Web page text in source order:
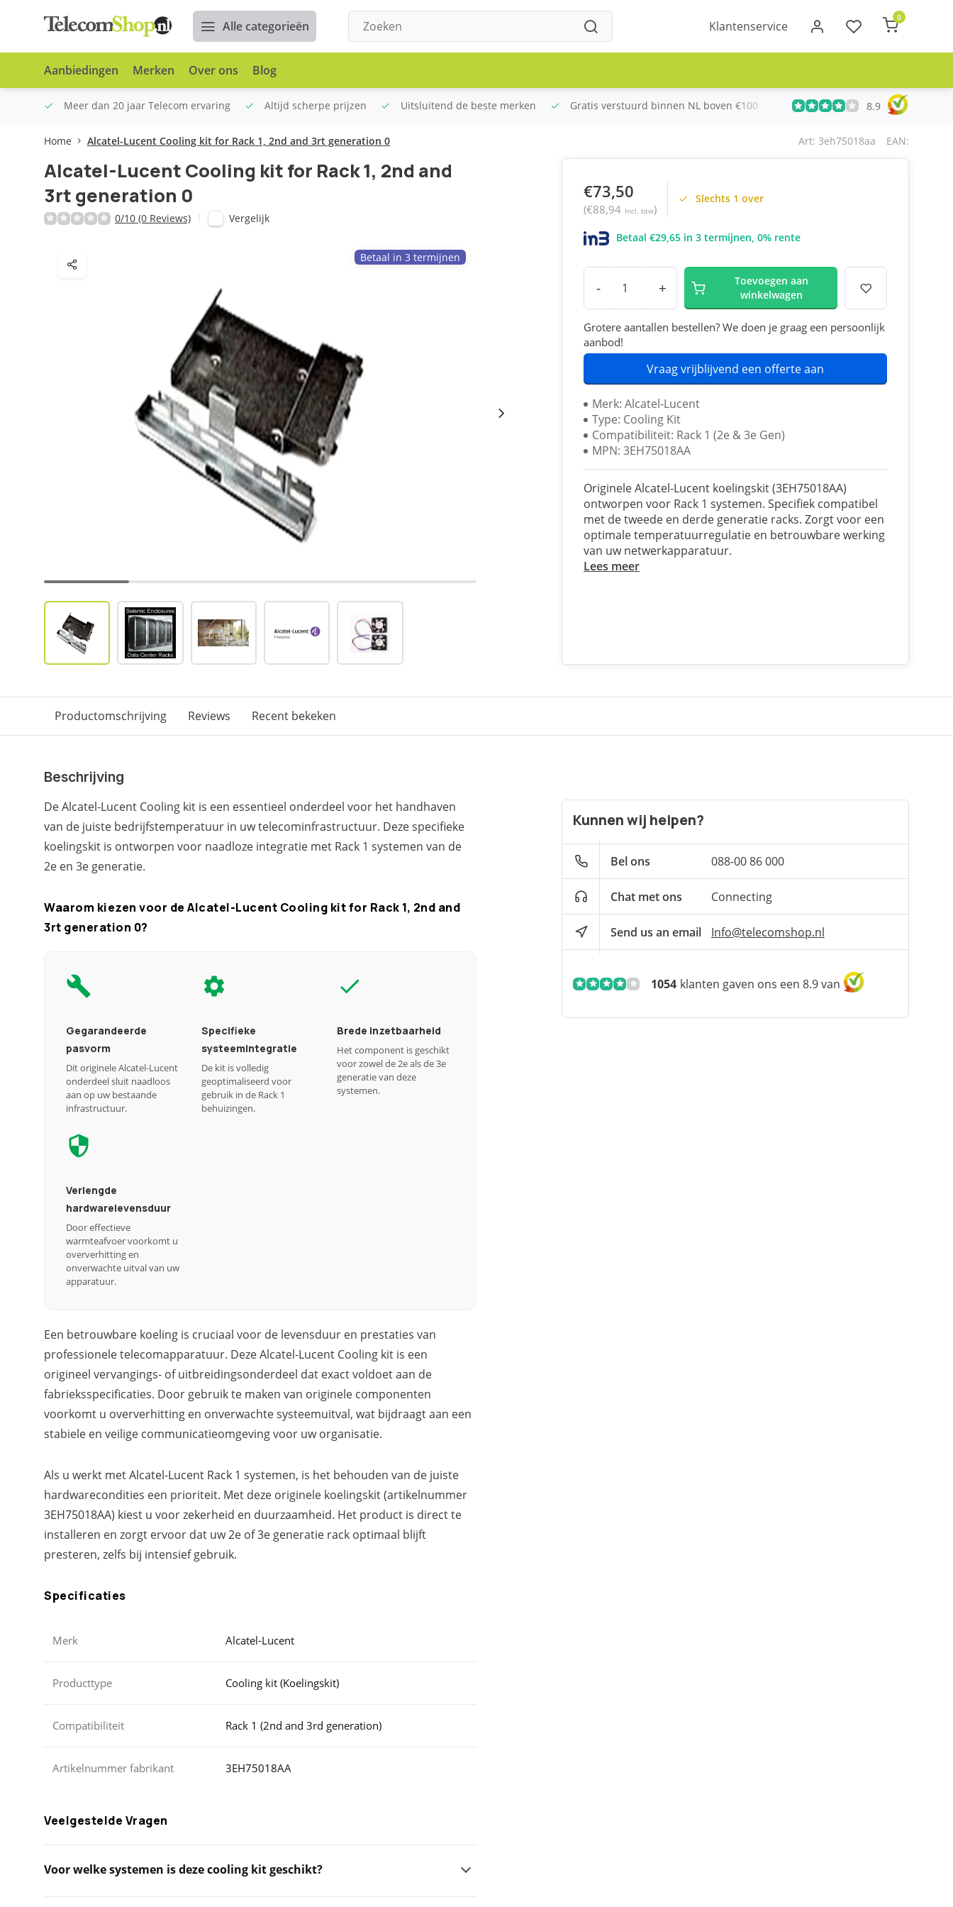
Alle categorieën Klantenservice
0
Aanbiedingen Merken Over ons Blog
Meer dan 20 jaar Telecom ervaring Altijd scherpe prijzen Uitsluitend de beste merken Gratis verstuurd binnen NL boven €100 Meer dan 20 jaar Telecom
8.9
Home Alcatel-Lucent Cooling kit for Rack 1, 2nd and 3rt generation 0 Art: 3eh75018aa EAN:
Alcatel-Lucent Cooling kit for Rack 1, 2nd and
3rt generation 0
0/10 (0 Reviews) Vergelijk
Betaal in 3 termijnen
€73,50
(€88,94 Incl. btw)
Slechts 1 over
Betaal €29,65 in 3 termijnen, 0% rente
- +
Toevoegen aan
winkelwagen
Grotere aantallen bestellen? We doen je graag een persoonlijk
aanbod!
Vraag vrijblijvend een offerte aan
Merk: Alcatel-Lucent
Type: Cooling Kit
Compatibiliteit: Rack 1 (2e & 3e Gen)
MPN: 3EH75018AA
Originele Alcatel-Lucent koelingskit (3EH75018AA)
ontworpen voor Rack 1 systemen. Specifiek compatibel
met de tweede en derde generatie racks. Zorgt voor een
optimale temperatuurregulatie en betrouwbare werking
van uw netwerkapparatuur.
Lees meer
Productomschrijving Reviews Recent bekeken
Beschrijving
De Alcatel-Lucent Cooling kit is een essentieel onderdeel voor het handhaven
van de juiste bedrijfstemperatuur in uw telecominfrastructuur. Deze specifieke
koelingskit is ontworpen voor naadloze integratie met Rack 1 systemen van de
2e en 3e generatie.
Waarom kiezen voor de Alcatel-Lucent Cooling kit for Rack 1, 2nd and
3rt generation 0?
Gegarandeerde
pasvorm
Dit originele Alcatel-Lucent
onderdeel sluit naadloos
aan op uw bestaande
infrastructuur.
Specifieke
systeemintegratie
De kit is volledig
geoptimaliseerd voor
gebruik in de Rack 1
behuizingen.
Brede inzetbaarheid
Het component is geschikt
voor zowel de 2e als de 3e
generatie van deze
systemen.
Verlengde
hardwarelevensduur
Door effectieve
warmteafvoer voorkomt u
oververhitting en
onverwachte uitval van uw
apparatuur.
Een betrouwbare koeling is cruciaal voor de levensduur en prestaties van
professionele telecomapparatuur. Deze Alcatel-Lucent Cooling kit is een
origineel vervangings- of uitbreidingsonderdeel dat exact voldoet aan de
fabrieksspecificaties. Door gebruik te maken van originele componenten
voorkomt u oververhitting en onverwachte systeemuitval, wat bijdraagt aan een
stabiele en veilige communicatieomgeving voor uw organisatie.
Als u werkt met Alcatel-Lucent Rack 1 systemen, is het behouden van de juiste
hardwarecondities een prioriteit. Met deze originele koelingskit (artikelnummer
3EH75018AA) kiest u voor zekerheid en duurzaamheid. Het product is direct te
installeren en zorgt ervoor dat uw 2e of 3e generatie rack optimaal blijft
presteren, zelfs bij intensief gebruik.
Specificaties
Merk Alcatel-Lucent
Producttype Cooling kit (Koelingskit)
Compatibiliteit Rack 1 (2nd and 3rd generation)
Artikelnummer fabrikant 3EH75018AA
Veelgestelde Vragen
Voor welke systemen is deze cooling kit geschikt?
Kunnen wij helpen?
Bel ons 088-00 86 000
Chat met ons Connecting
Send us an email Info@telecomshop.nl
1054 klanten gaven ons een 8.9 van